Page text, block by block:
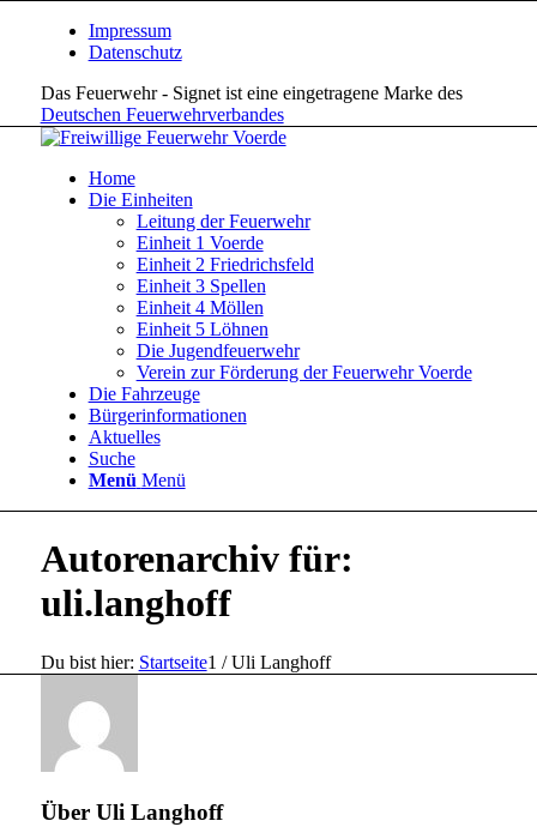
Impressum
Datenschutz
Das Feuerwehr - Signet ist eine eingetragene Marke des
Deutschen Feuerwehrverbandes
Home
Die Einheiten
Leitung der Feuerwehr
Einheit 1 Voerde
Einheit 2 Friedrichsfeld
Einheit 3 Spellen
Einheit 4 Möllen
Einheit 5 Löhnen
Die Jugendfeuerwehr
Verein zur Förderung der Feuerwehr Voerde
Die Fahrzeuge
Bürgerinformationen
Aktuelles
Suche
Menü Menü
Autorenarchiv für:
uli.langhoff
Du bist hier: Startseite1 / Uli Langhoff
Über Uli Langhoff